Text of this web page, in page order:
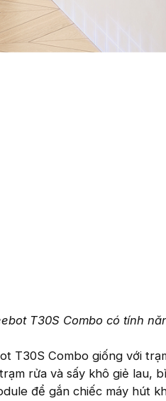
T30S Combo có tính
T30S Combo giống với
rửa và sấy khô giẻ lau,
để gắn chiếc máy hút